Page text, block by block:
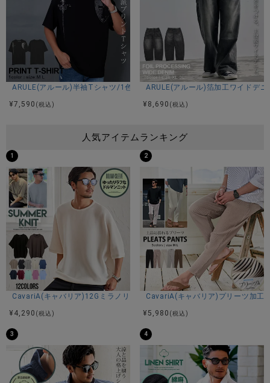
ARULE(アルール)半袖Tシャツ/1色
¥7,590 (税込)
ARULE(アルール)箔加工ワイドデ
¥ 8,690 (税込)
人気アイテムランキング
1
CavariA(キャバリア)12Gミラノリブクルーネックドルマンハーフスリー
¥ 4,290 (税込)
2
CavariA(キャバリア)プリーツ加工
¥ 5,980 (税込)
3 4